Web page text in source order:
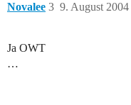
Novalee 9. August
3
Ja OWT
…